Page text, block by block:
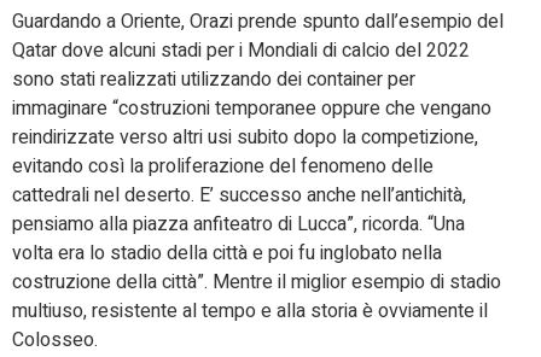
Guardando a Oriente, Orazi prende spunto dall’esempio del
Qatar dove alcuni stadi per i Mondiali di calcio del 2022
sono stati realizzati utilizzando dei container per
immaginare “costruzioni temporanee oppure che vengano
reindirizzate verso altri usi subito dopo la competizione,
evitando così la proliferazione del fenomeno delle
cattedrali nel deserto. E’ successo anche nell’antichità,
pensiamo alla piazza anfiteatro di Lucca”, ricorda. “Una
volta era lo stadio della città e poi fu inglobato nella
costruzione della città”. Mentre il miglior esempio di stadio
multiuso, resistente al tempo e alla storia è ovviamente il
Colosseo.